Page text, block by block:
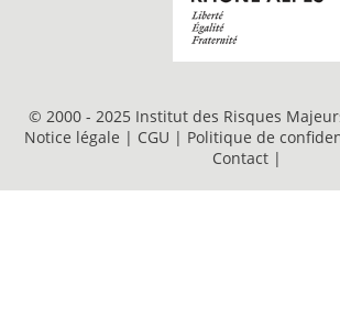
© 2000 - 2025 Institut des Risques
Notice légale | CGU | Politique de
Contact |